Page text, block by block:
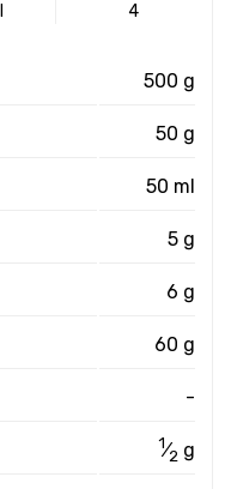
4
500 g
50 g
50 ml
5 g
6 g
60 g
-
1⁄2 g